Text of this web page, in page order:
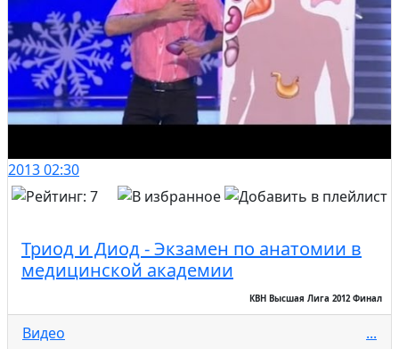
201302:30
Триод и Диод - Экзамен по анатомии в
медицинской академии
КВН Высшая Лига 2012 Финал
Видео ...